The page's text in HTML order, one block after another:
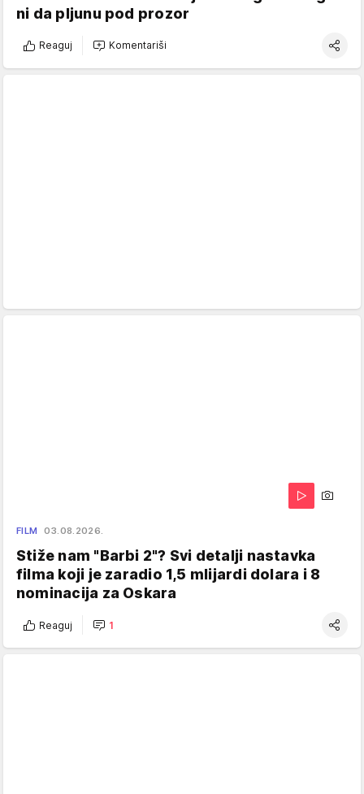
ni da pljunu pod prozor
Reaguj Komentariši
FILM 03.08.2026.
Stiže nam "Barbi 2"? Svi detalji nastavka
filma koji je zaradio 1,5 mlijardi dolara i 8
nominacija za Oskara
Reaguj 1